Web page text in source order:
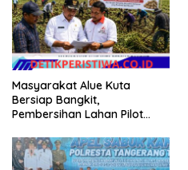
Masyarakat Alue Kuta
Bersiap Bangkit,
Pembersihan Lahan Pilot
Tanah Dimulai Sabtu